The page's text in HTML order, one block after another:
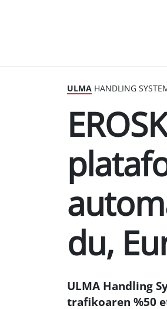
ULMA HANDLING
du,
ULMA Handling
trafikoaren %50